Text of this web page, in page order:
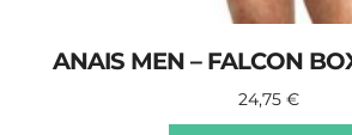
ANAIS MEN – FALCON
24,75 €